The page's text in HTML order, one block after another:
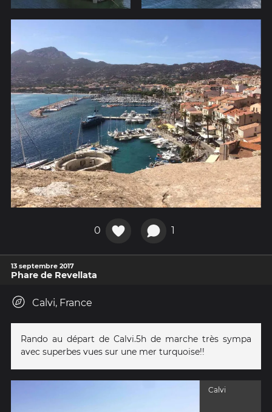
0 1
13 septembre 2017
Phare de Revellata
Calvi, France
Rando au départ de Calvi.5h de marche très sympa
avec superbes vues sur une mer turquoise!!
Calvi